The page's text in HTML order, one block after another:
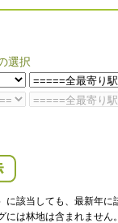
選択
該当しても、最新年
には林地は含まれません